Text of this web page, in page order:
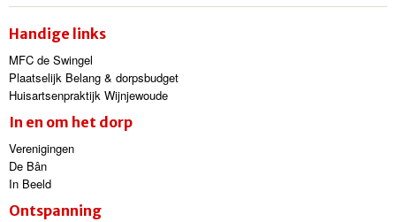
Handige links
MFC de Swingel
Plaatselijk Belang & dorpsbudget
Huisartsenpraktijk Wijnjewoude
In en om het dorp
Verenigingen
De Bân
In Beeld
Ontspanning